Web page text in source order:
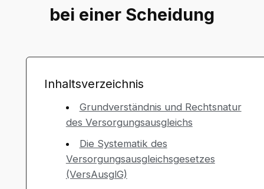
bei einer Scheidung
Inhaltsverzeichnis
Grundverständnis und Rechtsnatur
des Versorgungsausgleichs
Die Systematik des
Versorgungsausgleichsgesetzes
(VersAusglG)